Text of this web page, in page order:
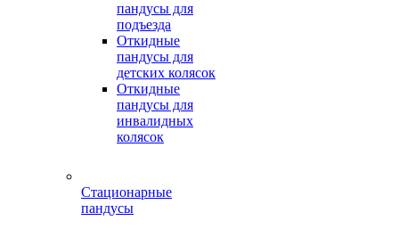
пандусы для
подъезда
Откидные
пандусы для
детских колясок
Откидные
пандусы для
инвалидных
колясок
Стационарные
пандусы